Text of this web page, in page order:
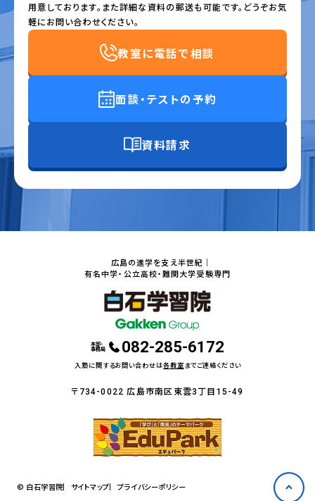
用意しております。また詳細な資料の郵送も可能です。どうぞお気
軽にお問い合わせください。
教室に電話で相談
面談・テストの予約
資料請求
広島の進学を支え半世紀｜
有名中学・公立高校・難関大学受験専門
本部・
事務局 082-285-6172
入塾に関するお問い合わせは各教室 までご連絡ください
〒734-0022 広島市南区東雲3丁目15-49
© 白石学習院 サイトマップ プライバシーポリシー